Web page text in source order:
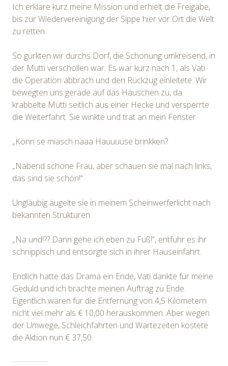
Ich erkläre kurz meine Mission und erhielt die Freigabe,
bis zur Wiedervereinigung der Sippe hier vor Ort die Welt
zu retten.
So gurkten wir durchs Dorf, die Schonung umkreisend, in
der Mutti verschollen war. Es war kurz nach 1, als Vati
die Operation abbrach und den Rückzug einleitete. Wir
bewegten uns gerade auf das Häuschen zu, da
krabbelte Mutti seitlich aus einer Hecke und versperrte
die Weiterfahrt. Sie winkte und trat an mein Fenster.
„Könn se miasch naaa Hauuuuse brinkken?
„Nabend schöne Frau, aber schauen sie mal nach links,
das sind sie schon!“
Ungläubig äugelte sie in meinem Scheinwerferlicht nach
bekannten Strukturen.
„Na und!?? Dann gehe ich eben zu Fuß!“, entfuhr es ihr
schnippisch und entsorgte sich in ihrer Hauseinfahrt.
Endlich hatte das Drama ein Ende, Vati dankte für meine
Geduld und ich brachte meinen Auftrag zu Ende.
Eigentlich wären für die Entfernung von 4,5 Kilometern
nicht viel mehr als € 10,00 herauskommen. Aber wegen
der Umwege, Schleichfahrten und Wartezeiten kostete
die Aktion nun € 37,50.